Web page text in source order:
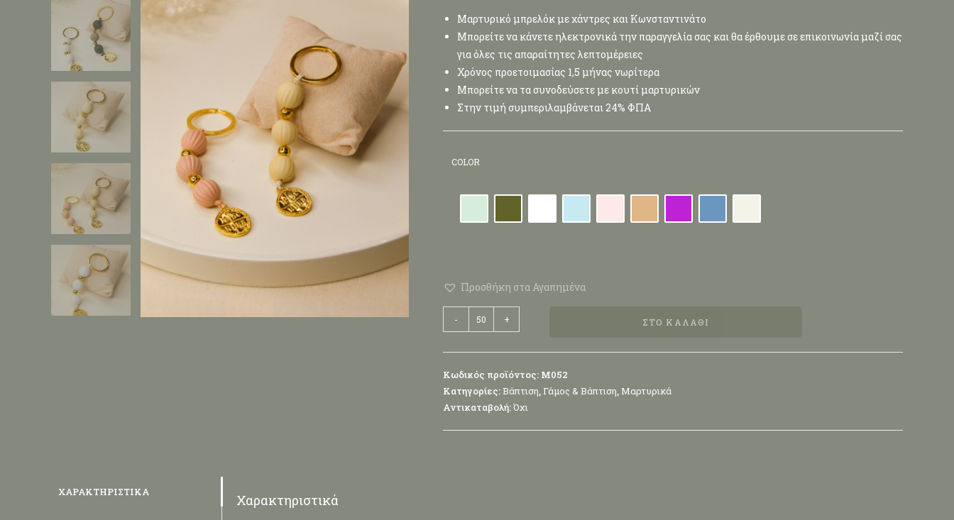
Μαρτυρικό μπρελόκ με χάντρες και Κωνσταντινάτο
Μπορείτε να κάνετε ηλεκτρονικά την παραγγελία σας και θα έρθουμε σε επικοινωνία μαζί σας
για όλες τις απαραίτητες λεπτομέρειες
Χρόνος προετοιμασίας 1,5 μήνας νωρίτερα
Μπορείτε να τα συνοδεύσετε με κουτί μαρτυρικών
Στην τιμή συμπεριλαμβάνεται 24% ΦΠΑ
COLOR
Προσθήκη στα Αγαπημένα
- + ΣΤΟ ΚΑΛΆΘΙ
Κωδικός προϊόντος: Μ052
Κατηγορίες:Βάπτιση,Γάμος & Βάπτιση,Μαρτυρικά
Αντικαταβολή:Όχι
ΧΑΡΑΚΤΗΡΙΣΤΙΚΆ Χαρακτηριστικά